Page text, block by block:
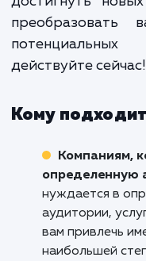
этого мы
конкретный
эффективны
Не упускайте
трафик на ваш